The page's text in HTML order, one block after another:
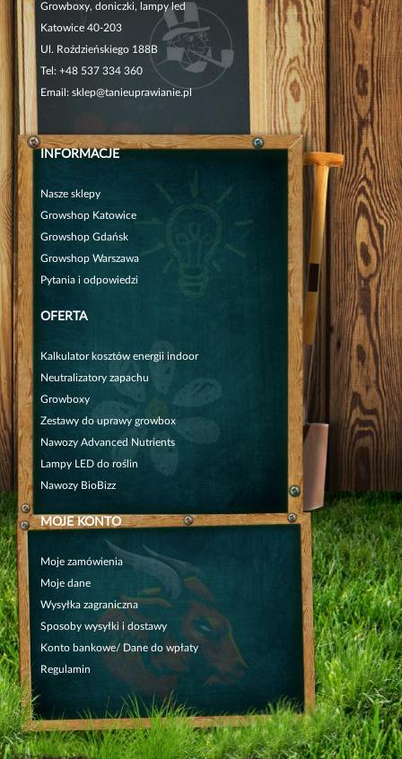
Growboxy, doniczki, lampy led
Katowice 40-203
Ul. Roździeńskiego 188B
Tel: +48 537 334 360
Email: sklep@tanieuprawianie.pl
INFORMACJE
Nasze sklepy
Growshop Katowice
Growshop Gdańsk
Growshop Warszawa
Pytania i odpowiedzi
OFERTA
Kalkulator kosztów energii indoor
Neutralizatory zapachu
Growboxy
Zestawy do uprawy growbox
Nawozy Advanced Nutrients
Lampy LED do roślin
Nawozy BioBizz
MOJE KONTO
Moje zamówienia
Moje dane
Wysyłka zagraniczna
Sposoby wysyłki i dostawy
Konto bankowe/ Dane do wpłaty
Regulamin